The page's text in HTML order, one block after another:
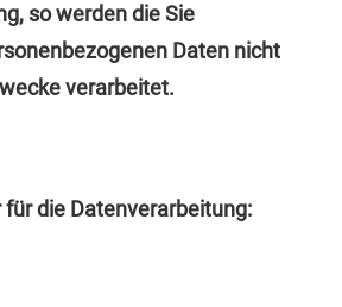
so werden die Sie
Daten nicht
verarbeitet.
die Datenverarbeitung: